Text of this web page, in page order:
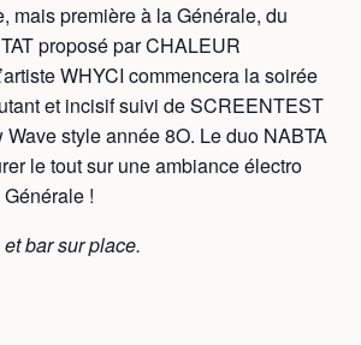
mais première à la Générale, du
proposé par CHALEUR
WHYCI commencera la soirée
et incisif suivi de SCREENTEST
style année 8O. Le duo NABTA
le tout sur une ambiance électro
!
bar sur place.